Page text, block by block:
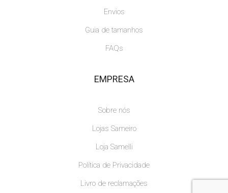
Envios
Guia de tamanhos
FAQs
EMPRESA
Sobre nós
Lojas Sameiro
Loja Samelli
Política de Privacidade
Livro de reclamações